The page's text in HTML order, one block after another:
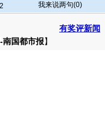
我来说两句(0)
有奖评新闻
南国都市报】